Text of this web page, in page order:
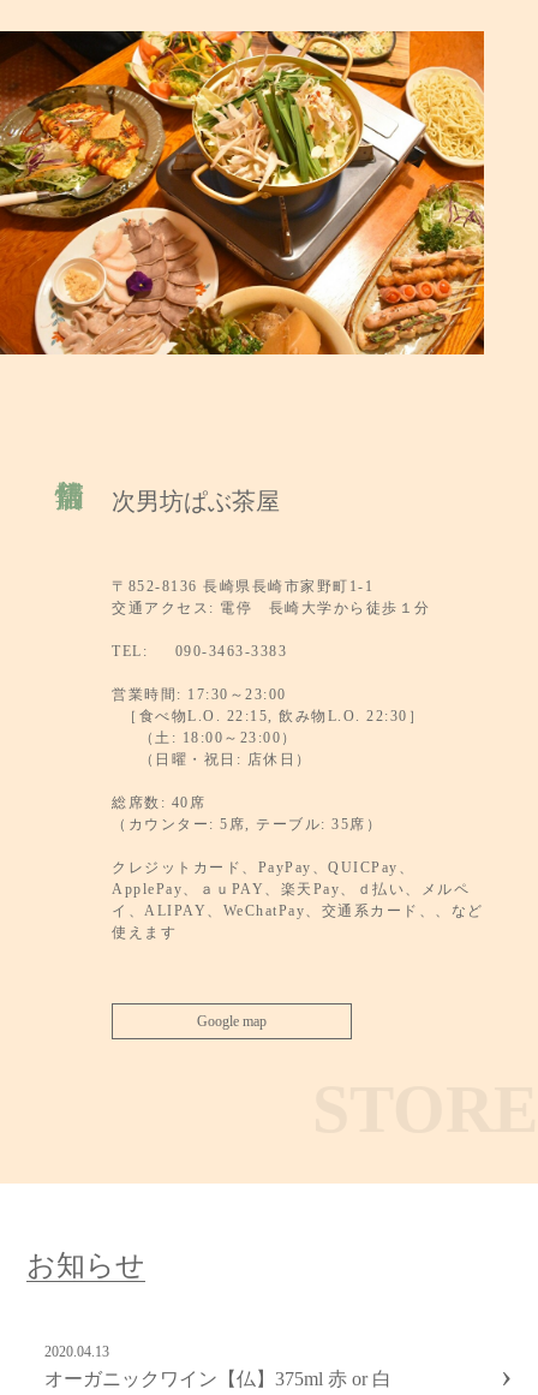
次男坊ぱぶ茶屋
〒852-8136 長崎県長崎市家野町1-1
交通アクセス: 電停 長崎大学から徒歩１分
TEL: 090-3463-3383
営業時間: 17:30～23:00
［食べ物L.O. 22:15, 飲み物L.O. 22:30］
（土: 18:00～23:00）
（日曜・祝日: 店休日）
総席数: 40席
（カウンター: 5席, テーブル: 35席）
クレジットカード、PayPay、QUICPay、
ApplePay、ａｕPAY、楽天Pay、ｄ払い、メルペ
イ、ALIPAY、WeChatPay、交通系カード、、など
使えます
Google map
お知らせ
2020.04.13
オーガニックワイン【仏】375ml 赤 or 白 ›